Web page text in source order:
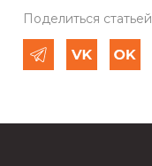
Поделиться статьей